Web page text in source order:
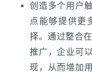
创造多个用户
点能够提供更
择。通过整合
推广，企业可
现，从而增加